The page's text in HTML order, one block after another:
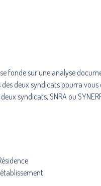
fonde sur une analyse
deux syndicats pourra vous
syndicats, SNRA ou